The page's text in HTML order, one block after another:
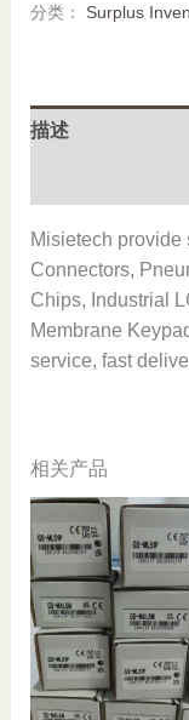
one,In
量
分类： Surplus
描述
Misietech provide
Connectors,
Chips, Industrial
Membrane
service, fast
相关产品